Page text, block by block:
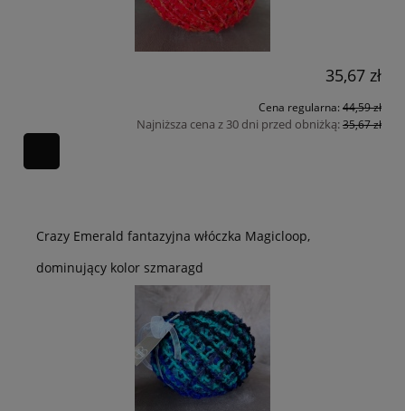
35,67 zł
Cena regularna: 44,59 zł
Najniższa cena z 30 dni przed obniżką:35,67 zł
Crazy Emerald fantazyjna włóczka Magicloop,
dominujący kolor szmaragd